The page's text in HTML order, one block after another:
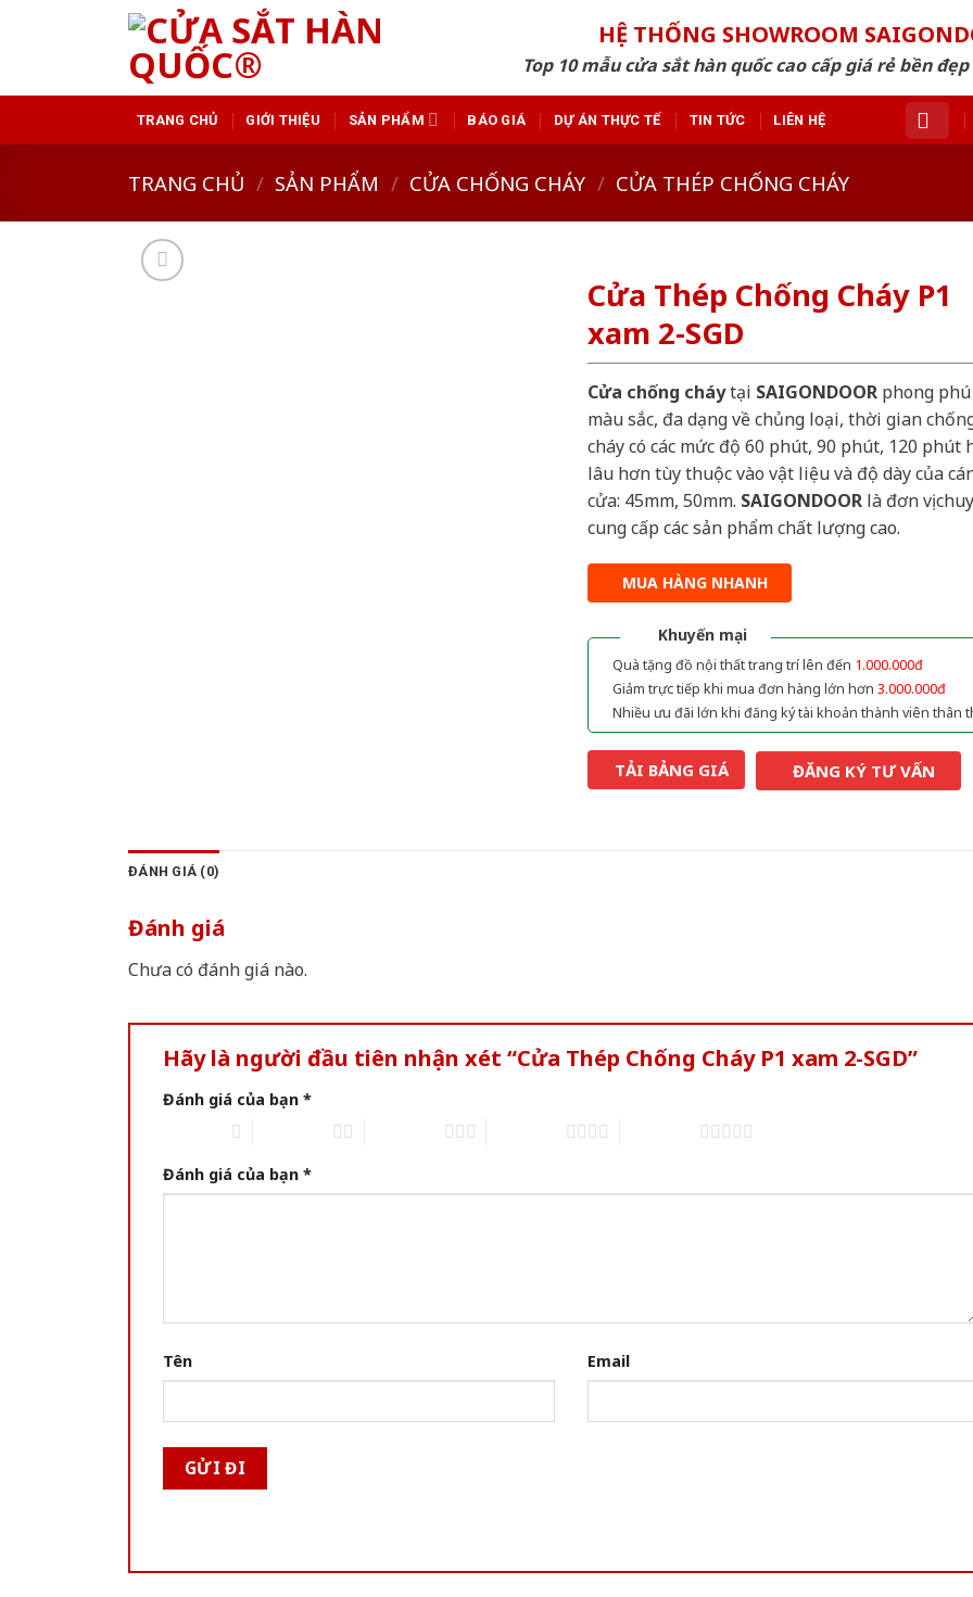
HỆ THỐNG SHOWROOM
Top 10 mẫu cửa sắt hàn quốc cao cấp giá rẻ bền
TRANG CHỦ GIỚI THIỆU SẢN PHẨM BÁO GIÁ DỰ ÁN THỰC TẾ TIN TỨC LIÊN HỆ
TRANG CHỦ / SẢN PHẨM / CỬA CHỐNG CHÁY / CỬA THÉP CHỐNG CHÁY
Cửa Thép Chống Cháy P1
xam 2-SGD
Cửa chống cháytại SAIGONDOORphong phú
màu sắc, đa dạng về chủng loại, thời gian
cháy có các mức độ 60 phút, 90 phút, 120 phút
lâu hơn tùy thuộc vào vật liệu và độ dày của
cửa: 45mm, 50mm. SAIGONDOORlà đơn vị
cung cấp các sản phẩm chất lượng cao.
MUA HÀNG NHANH
Khuyến mại
Quà tặng đồ nội thất trang trí lên đến 1.000.000đ
Giảm trực tiếp khi mua đơn hàng lớn hơn 3.000.000đ
Nhiều ưu đãi lớn khi đăng ký tài khoản thành viên thân
TẢI BẢNG GIÁ ĐĂNG KÝ TƯ VẤN
ĐÁNH GIÁ (0)
Đánh giá
Chưa có đánh giá nào.
Hãy là người đầu tiên nhận xét “Cửa Thép Chống Cháy P1 xam 2-SGD”
Đánh giá của bạn *
Đánh giá của bạn *
Tên Email